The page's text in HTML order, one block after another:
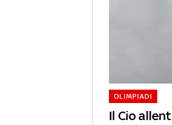
Il Cio
OLIMPIADI